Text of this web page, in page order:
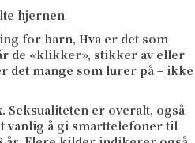
hjernen
for barn, Hva er det som
de «klikker», stikker av eller
det mange som lurer på – ikke
Seksualiteten er overalt, også
vanlig å gi smarttelefoner til